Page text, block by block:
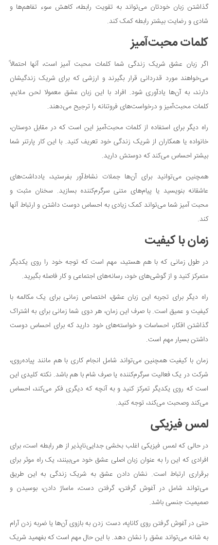
گذاشتن زبان خودتان می‌تواند به تقویت رابطه، کاهش سوء تفاهم‌ها و
شادی و رضایت بیشتر رابطه کمک کند.
کلمات محبت‌آمیز
اگر زبان عشق شریک زندگی شما کلمات محبت آمیز است، آنها احتمالاً
می‌خواهند مورد قدردانی قرار بگیرند و ارزشی که برای شریک زندگیشان
دارند، به آن‌ها یادآوری شود. افراد با این زبان عشق معمولا لحن ملایم،
کلمات محبت‌آمیز و درخواست‌های فروتنانه را ترجیح می‌دهند.
راه دیگر برای استفاده از کلمات محبت‌آمیز این است که در مقابل دوستان،
خانواده یا همکاران از شریک زندگی خود تعریف کنید. با این کار پارتنر شما
بیشتر احساس می‌کند که دوستش دارید.
همچنین می‌توانید برای آن‌ها جملات نشاط‌آور بفرستید، یادداشت‌های
عاشقانه بنویسید یا پیام‌های متنی سرگرم‌کننده بسازید. سخنان مثبت و
محبت آمیز شما می‌تواند کمک زیادی به احساس دوست داشتن و ارتباط آنها
کند.
زمان با کیفیت
در طول زمانی که با هم هستید، مهم است که توجه خود را روی یکدیگر
متمرکز کنید و از گوشی‌های خود، رسانه‌های اجتماعی و کار فاصله بگیرید.
راه دیگر برای تجربه این زبان عشق، اختصاص زمانی برای یک مکالمه با
کیفیت و عمیق است. با صرف این زمان، هر دوی شما زمانی برای به اشتراک
گذاشتن افکار، احساسات و خواسته‌های خود دارید که برای احساس دوست
داشتن بسیار مهم است.
زمان با کیفیت همچنین می‌تواند شامل انجام کاری با هم مانند پیاده‌روی،
شرکت در یک فعالیت سرگرم‌کننده یا صرف شام با هم باشد. نکته کلیدی این
است که روی یکدیگر تمرکز کنید و به آنچه که دیگری فکر می‌کند، احساس
می‌کند وصحبت می‌کند، توجه کنید.
لمس فیزیکی
در حالی که لمس فیزیکی اغلب بخشی جدایی‌ناپذیر از هر رابطه است، برای
افرادی که این را به عنوان زبان اصلی عشق خود می‌بینند، یک راه موثر برای
برقراری ارتباط است. نشان دادن عشق به شریک زندگی به این طریق
می‌تواند شامل در آغوش گرفتن، گرفتن دست، ماساژ دادن، بوسیدن و
صمیمیت جنسی باشد.
حتی در آغوش گرفتن روی کاناپه، دست زدن به بازوی آن‌ها یا ضربه زدن آرام
به شانه می‌تواند عشق را نشان دهد. با این حال مهم است که بفهمید شریک